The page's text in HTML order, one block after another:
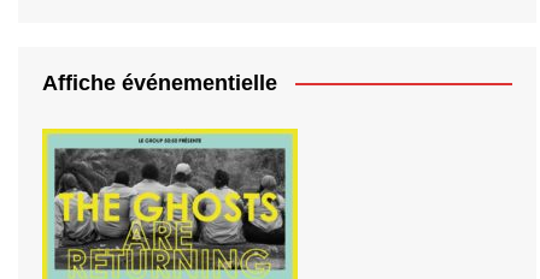
Affiche événementielle